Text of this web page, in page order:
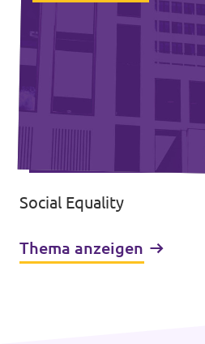
Social Equality
Thema anzeigen